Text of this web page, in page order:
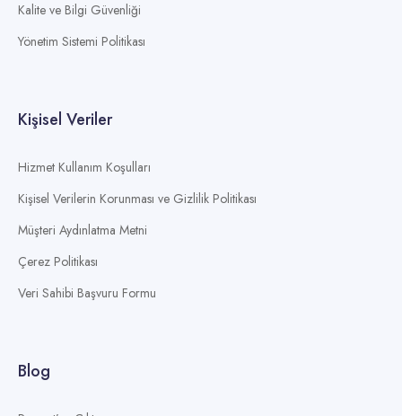
Kalite ve Bilgi Güvenliği
Yönetim Sistemi Politikası
Kişisel Veriler
Hizmet Kullanım Koşulları
Kişisel Verilerin Korunması ve Gizlilik Politikası
Müşteri Aydınlatma Metni
Çerez Politikası
Veri Sahibi Başvuru Formu
Blog